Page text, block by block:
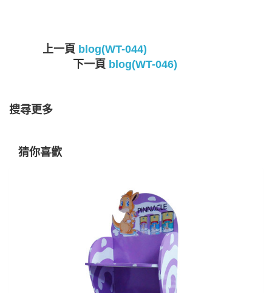
上一頁 blog(WT-044)
下一頁 blog(WT-046)
搜尋更多
猜你喜歡